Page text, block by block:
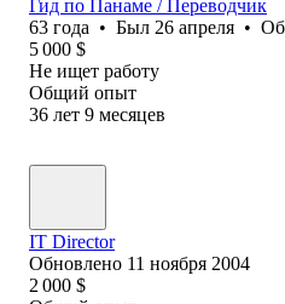
Гид по Панаме / Переводчик
63 года • Был 26 апреля •
5 000 $
Не ищет работу
Общий опыт
36 лет 9 месяцев
IT Director
Обновлено 11 ноября 2004
2 000 $